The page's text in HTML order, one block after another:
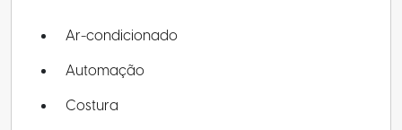
Ar-condicionado
Automação
Costura